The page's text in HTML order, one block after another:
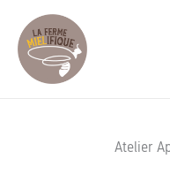
contenu
Atelier